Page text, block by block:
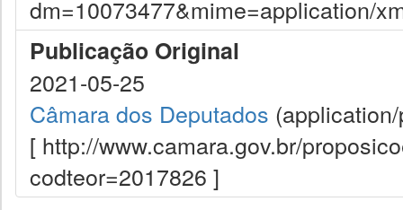
dm=10073477&mime=application/
Publicação Original
2021-05-25
Câmara dos Deputados
[ http://www.camara.gov.br/
codteor=2017826 ]